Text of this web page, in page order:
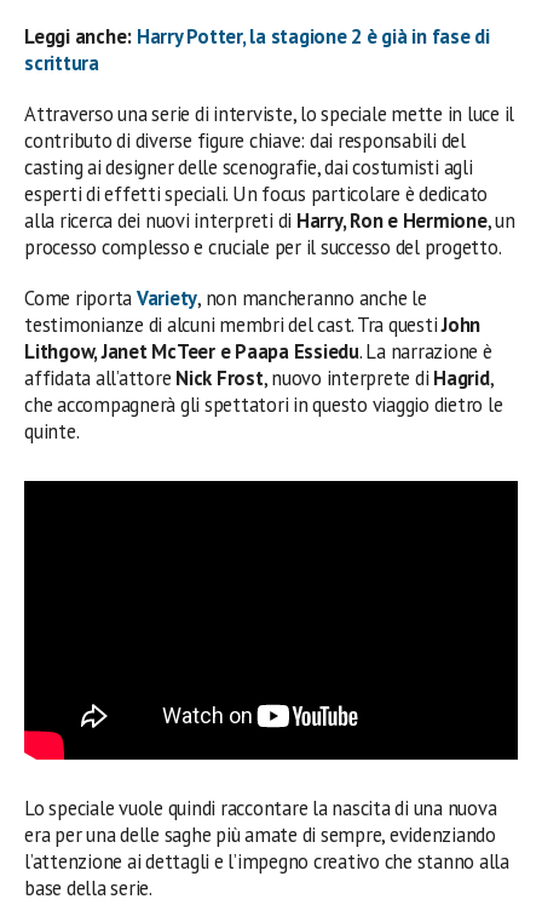
Leggi anche: Harry Potter, la stagione 2 è già in fase di
scrittura
Attraverso una serie di interviste, lo speciale mette in luce il
contributo di diverse figure chiave: dai responsabili del
casting ai designer delle scenografie, dai costumisti agli
esperti di effetti speciali. Un focus particolare è dedicato
alla ricerca dei nuovi interpreti di Harry, Ron e Hermione, un
processo complesso e cruciale per il successo del progetto.
Come riportaVariety, non mancheranno anche le
testimonianze di alcuni membri del cast. Tra questiJohn
Lithgow, Janet McTeer e Paapa Essiedu. La narrazione è
affidata all’attore Nick Frost, nuovo interprete di Hagrid,
che accompagnerà gli spettatori in questo viaggio dietro le
quinte.
Lo speciale vuole quindi raccontare la nascita di una nuova
era per una delle saghe più amate di sempre, evidenziando
l’attenzione ai dettagli e l’impegno creativo che stanno alla
base della serie.